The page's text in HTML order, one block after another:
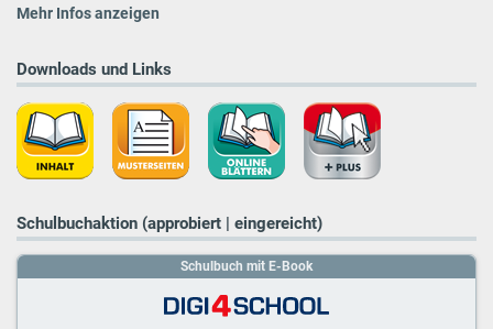
Mehr Infos anzeigen
Downloads und Links
Schulbuchaktion (approbiert | eingereicht)
Schulbuch mit E-Book